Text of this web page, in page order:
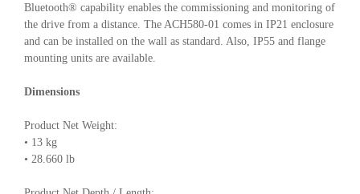
Bluetooth® capability enables the commissioning and monitoring of
the drive from a distance. The ACH580-01 comes in IP21 enclosure
and can be installed on the wall as standard. Also, IP55 and flange
mounting units are available.
Dimensions
Product Net Weight:
• 13 kg
• 28.660 lb